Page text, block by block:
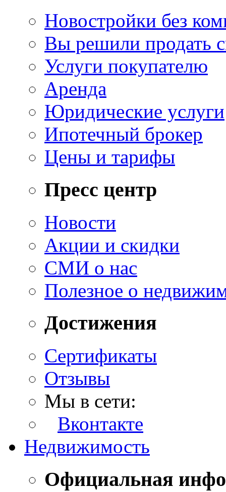
Новостройки без
Вы решили продать
Услуги покупателю
Аренда
Юридические услуги
Ипотечный брокер
Цены и тарифы
Пресс центр
Новости
Акции и скидки
СМИ о нас
Полезное о
Достижения
Сертификаты
Отзывы
Мы в сети:
Вконтакте
Недвижимость
Официальная